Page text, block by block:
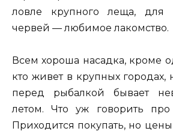
ловле крупного леща, для
червей — любимое лакомство.
Всем хороша насадка, кроме
кто живет в крупных городах,
перед рыбалкой бывает
летом. Что уж говорить
Приходится покупать, но